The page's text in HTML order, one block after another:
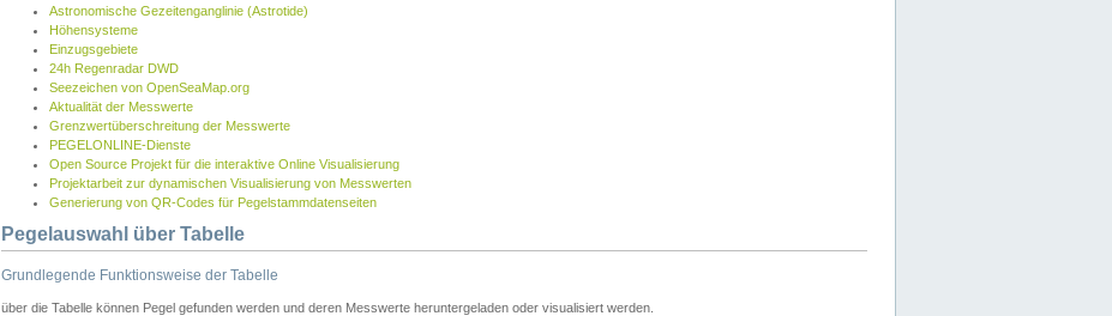
Astronomische Gezeitenganglinie (Astrotide)
Höhensysteme
Einzugsgebiete
24h Regenradar DWD
Seezeichen von OpenSeaMap.org
Aktualität der Messwerte
Grenzwertüberschreitung der Messwerte
PEGELONLINE-Dienste
Open Source Projekt für die interaktive Online Visualisierung
Projektarbeit zur dynamischen Visualisierung von Messwerten
Generierung von QR-Codes für Pegelstammdatenseiten
Pegelauswahl über Tabelle
Grundlegende Funktionsweise der Tabelle
über die Tabelle können Pegel gefunden werden und deren Messwerte heruntergeladen oder visualisiert werden.